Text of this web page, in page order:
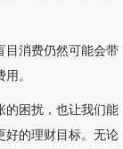
目消费仍然可能会带
。
的困扰，也让我们能
好的理财目标。无论